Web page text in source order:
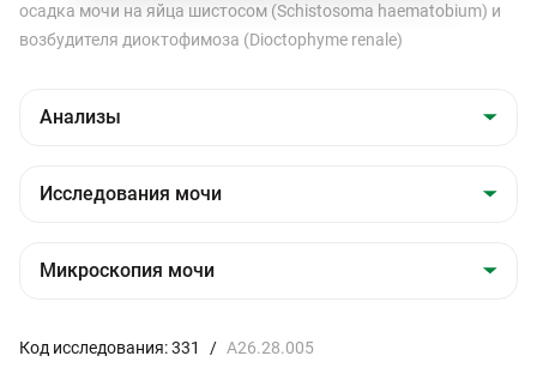
осадка мочи на яйца шистосом (Schistosoma haematobium) и
возбудителя диоктофимоза (Dioctophyme renale)
Код исследования: 331 / A26.28.005